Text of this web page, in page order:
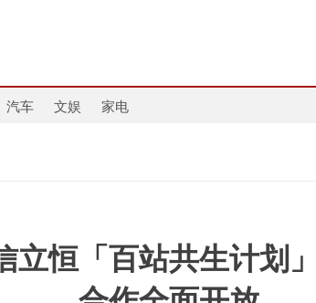
汽车 文娱 家电
立恒「百站共生计划